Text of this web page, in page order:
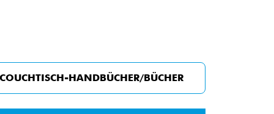
HANDBÜCHER/BÜCHER